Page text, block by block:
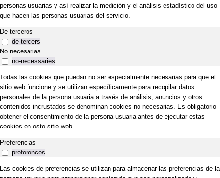
personas usuarias y así realizar la medición y el análisis estadístico del uso
que hacen las personas usuarias del servicio.
De terceros
de-tercers
No necesarias
no-necessaries
Todas las cookies que puedan no ser especialmente necesarias para que el
sitio web funcione y se utilizan específicamente para recopilar datos
personales de la persona usuaria a través de análisis, anuncios y otros
contenidos incrustados se denominan cookies no necesarias. Es obligatorio
obtener el consentimiento de la persona usuaria antes de ejecutar estas
cookies en este sitio web.
Preferencias
preferences
Las cookies de preferencias se utilizan para almacenar las preferencias de la